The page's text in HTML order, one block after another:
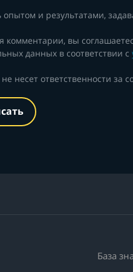
опытом и результатами,
комментарии, вы
данных в соответствии с
несет ответственности за
База